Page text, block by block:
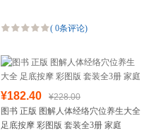
( 0条评论)
¥182.40
¥228.00
图书 正版 图解人体经络穴位养生大全
足底按摩 彩图版 套装全3册 家庭